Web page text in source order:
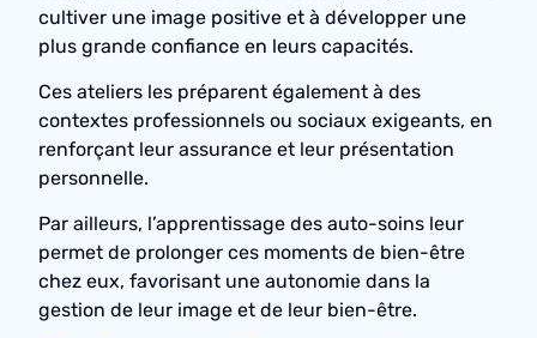
cultiver une image positive et à développer une
plus grande confiance en leurs capacités.
Ces ateliers les préparent également à des
contextes professionnels ou sociaux exigeants, en
renforçant leur assurance et leur présentation
personnelle.
Par ailleurs, l’apprentissage des auto-soins leur
permet de prolonger ces moments de bien-être
chez eux, favorisant une autonomie dans la
gestion de leur image et de leur bien-être.